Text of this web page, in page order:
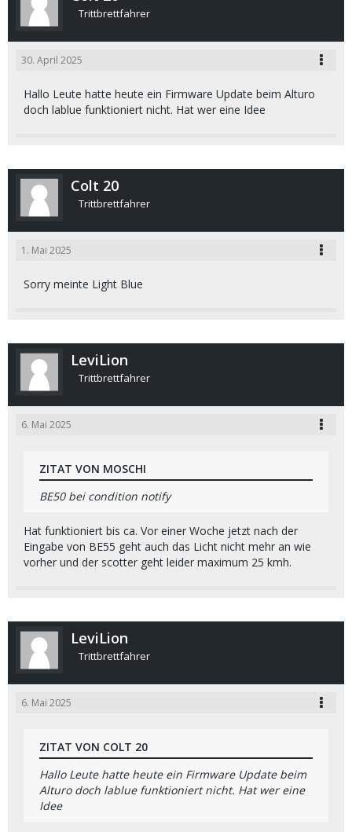
Trittbrettfahrer
30. April 2025
Hallo Leute hatte heute ein Firmware Update beim Alturo
doch lablue funktioniert nicht. Hat wer eine Idee
Colt 20
Trittbrettfahrer
1. Mai 2025
Sorry meinte Light Blue
LeviLion
Trittbrettfahrer
6. Mai 2025
ZITAT VON MOSCHI
BE50 bei condition notify
Hat funktioniert bis ca. Vor einer Woche jetzt nach der
Eingabe von BE55 geht auch das Licht nicht mehr an wie
vorher und der scotter geht leider maximum 25 kmh.
LeviLion
Trittbrettfahrer
6. Mai 2025
ZITAT VON COLT 20
Hallo Leute hatte heute ein Firmware Update beim
Alturo doch lablue funktioniert nicht. Hat wer eine
Idee